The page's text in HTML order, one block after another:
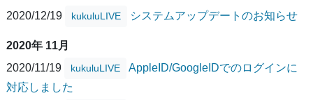
2020/12/19
kukuluLIVE システムアップデートのお知らせ
2020年 11月
2020/11/19
kukuluLIVE
AppleID/GoogleIDでのログインに
対応しました